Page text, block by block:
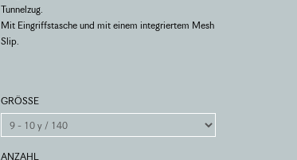
Tunnelzug.
Mit Eingriffstasche und mit einem integriertem Mesh
Slip.
GRÖSSE
ANZAHL